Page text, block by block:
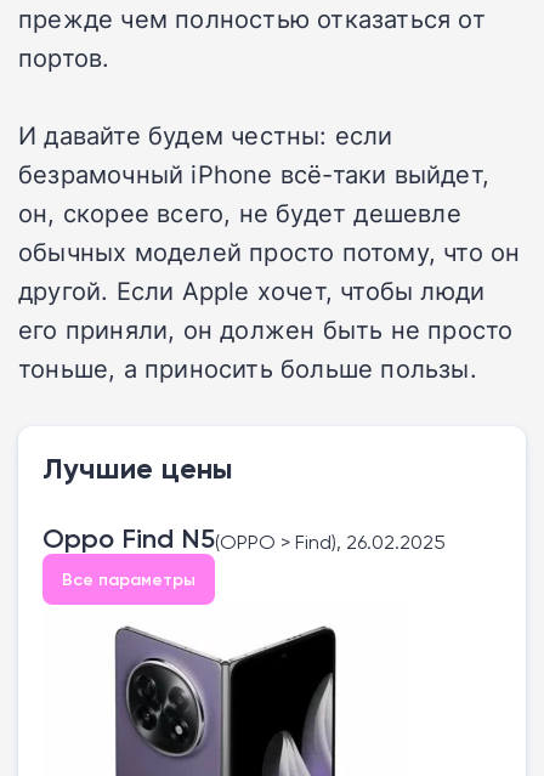
прежде чем полностью отказаться от
портов.
И давайте будем честны: если
безрамочный iPhone всё-таки выйдет,
он, скорее всего, не будет дешевле
обычных моделей просто потому, что он
другой. Если Apple хочет, чтобы люди
его приняли, он должен быть не просто
тоньше, а приносить больше пользы.
Лучшие цены
Oppo Find N5(OPPO > Find), 26.02.2025
Все параметры